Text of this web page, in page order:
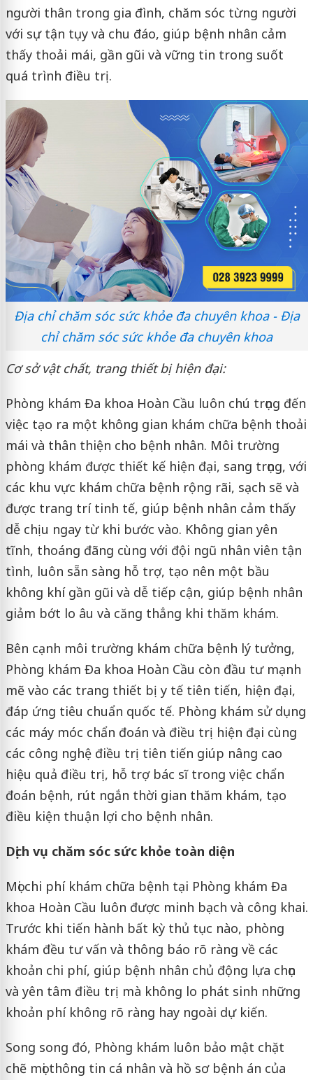
người thân trong gia đình, chăm sóc từng người
với sự tận tụy và chu đáo, giúp bệnh nhân cảm
thấy thoải mái, gần gũi và vững tin trong suốt
quá trình điều trị.
Địa chỉ chăm sóc sức khỏe đa chuyên khoa - Địa
chỉ chăm sóc sức khỏe đa chuyên khoa
Cơ sở vật chất, trang thiết bị hiện đại:
Phòng khám Đa khoa Hoàn Cầu luôn chú trọng đến
việc tạo ra một không gian khám chữa bệnh thoải
mái và thân thiện cho bệnh nhân. Môi trường
phòng khám được thiết kế hiện đại, sang trọng, với
các khu vực khám chữa bệnh rộng rãi, sạch sẽ và
được trang trí tinh tế, giúp bệnh nhân cảm thấy
dễ chịu ngay từ khi bước vào. Không gian yên
tĩnh, thoáng đãng cùng với đội ngũ nhân viên tận
tình, luôn sẵn sàng hỗ trợ, tạo nên một bầu
không khí gần gũi và dễ tiếp cận, giúp bệnh nhân
giảm bớt lo âu và căng thẳng khi thăm khám.
Bên cạnh môi trường khám chữa bệnh lý tưởng,
Phòng khám Đa khoa Hoàn Cầu còn đầu tư mạnh
mẽ vào các trang thiết bị y tế tiên tiến, hiện đại,
đáp ứng tiêu chuẩn quốc tế. Phòng khám sử dụng
các máy móc chẩn đoán và điều trị hiện đại cùng
các công nghệ điều trị tiên tiến giúp nâng cao
hiệu quả điều trị, hỗ trợ bác sĩ trong việc chẩn
đoán bệnh, rút ngắn thời gian thăm khám, tạo
điều kiện thuận lợi cho bệnh nhân.
Dịch vụ chăm sóc sức khỏe toàn diện
Mọi chi phí khám chữa bệnh tại Phòng khám Đa
khoa Hoàn Cầu luôn được minh bạch và công khai.
Trước khi tiến hành bất kỳ thủ tục nào, phòng
khám đều tư vấn và thông báo rõ ràng về các
khoản chi phí, giúp bệnh nhân chủ động lựa chọn
và yên tâm điều trị mà không lo phát sinh những
khoản phí không rõ ràng hay ngoài dự kiến.
Song song đó, Phòng khám luôn bảo mật chặt
chẽ mọi thông tin cá nhân và hồ sơ bệnh án của